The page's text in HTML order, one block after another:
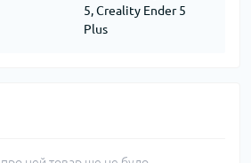
5, Creality Ender 5
Plus